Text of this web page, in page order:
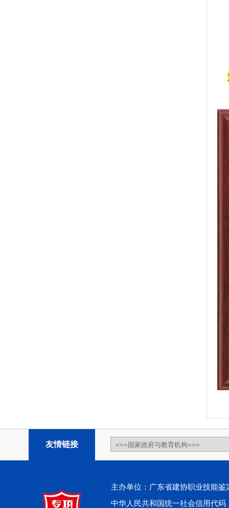
友情链接
主办单位：广东省建协职业技能
中华人民共和国统一社会信用代